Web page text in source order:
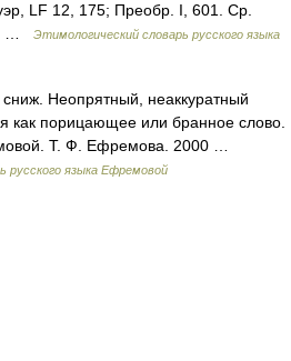
LF 12, 175; Преобр. I, 601. Ср.
…
Этимологический словарь русского языка
Неопрятный, неаккуратный
как порицающее или бранное слово.
Т. Ф. Ефремова. 2000 …
русского языка Ефремовой